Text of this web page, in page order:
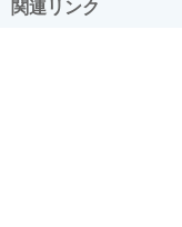
関連リンク